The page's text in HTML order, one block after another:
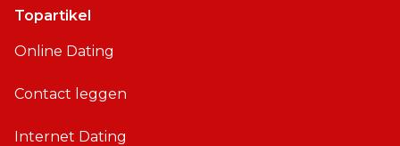
Topartikel
Online Dating
Contact leggen
Internet Dating